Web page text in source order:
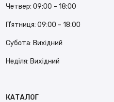
КАТАЛОГ
Четвер: 09:00 – 18:00
Пʼятниця: 09:00 – 18:00
Субота: Вихідний
Неділя: Вихідний